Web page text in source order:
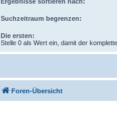
Suchzeitraum begrenzen:
Die ersten:
Stelle 0 als Wert ein, damit der
Foren-Übersicht